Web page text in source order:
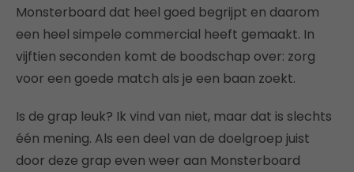
Monsterboard dat heel goed begrijpt en daarom
een heel simpele commercial heeft gemaakt. In
vijftien seconden komt de boodschap over: zorg
voor een goede match als je een baan zoekt.
Is de grap leuk? Ik vind van niet, maar dat is slechts
één mening. Als een deel van de doelgroep juist
door deze grap even weer aan Monsterboard